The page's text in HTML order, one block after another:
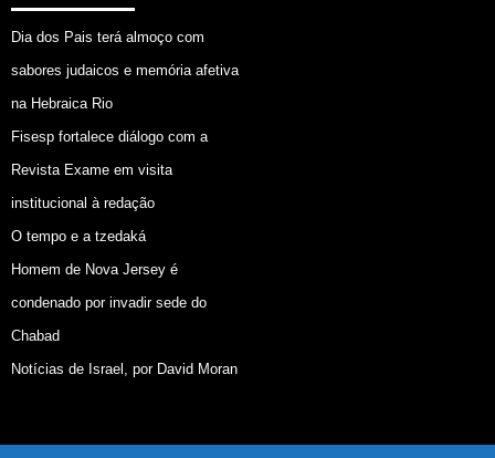
Dia dos Pais terá almoço com
sabores judaicos e memória afetiva
na Hebraica Rio
Fisesp fortalece diálogo com a
Revista Exame em visita
institucional à redação
O tempo e a tzedaká
Homem de Nova Jersey é
condenado por invadir sede do
Chabad
Notícias de Israel, por David Moran